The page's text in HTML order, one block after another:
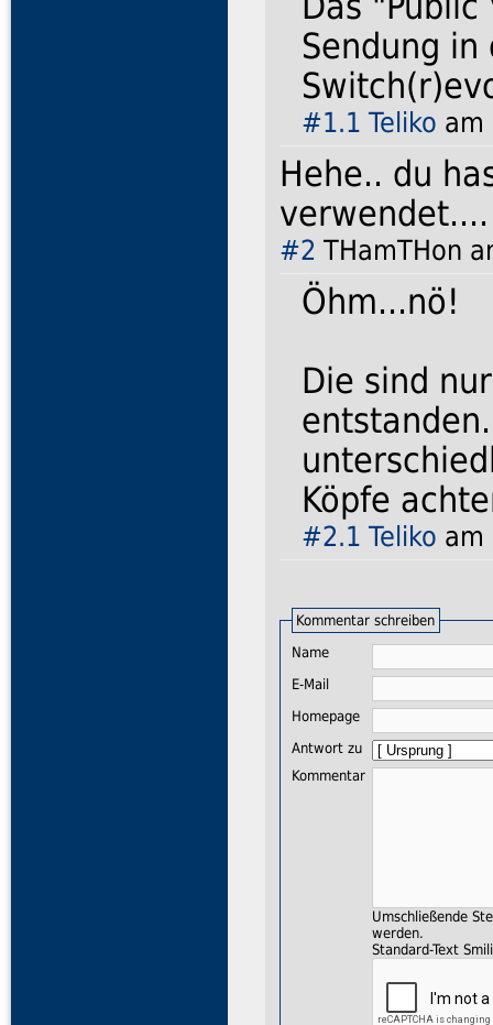
Sendung
#1.1 Teliko am
Hehe.. du
#2 THamTHon
Öhm...nö!
Die sind
Köpfe
#2.1 Teliko am
Kommentar schreiben
Name
E-Mail
Homepage
Antwort zu
Kommentar
Umschließende
werden.
Standard-Text